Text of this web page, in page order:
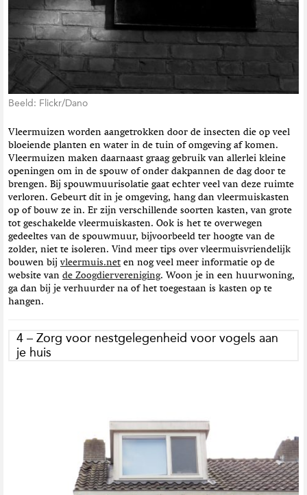
Beeld: Flickr/Dano
Vleermuizen worden aangetrokken door de insecten die op veel
bloeiende planten en water in de tuin of omgeving af komen.
Vleermuizen maken daarnaast graag gebruik van allerlei kleine
openingen om in de spouw of onder dakpannen de dag door te
brengen. Bij spouwmuurisolatie gaat echter veel van deze ruimte
verloren. Gebeurt dit in je omgeving, hang dan vleermuiskasten
op of bouw ze in. Er zijn verschillende soorten kasten, van grote
tot geschakelde vleermuiskasten. Ook is het te overwegen
gedeeltes van de spouwmuur, bijvoorbeeld ter hoogte van de
zolder, niet te isoleren. Vind meer tips over vleermuisvriendelijk
bouwen bijvleermuis.net en nog veel meer informatie op de
website van de Zoogdiervereniging. Woon je in een huurwoning,
ga dan bij je verhuurder na of het toegestaan is kasten op te
hangen.
4 – Zorg voor nestgelegenheid voor vogels aan
je huis